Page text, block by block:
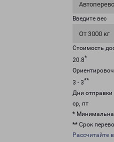
Введите вес
От 3000 кг
Стоимость
20.8*
3 - 3**
Дни отправки
ср, пт
*
** Срок
Рассчитайте